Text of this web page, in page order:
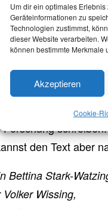
Um dir ein optimales
Geräteinformationen zu
Technologien zustimmst,
dieser Website verarbeiten.
können bestimmte Merkmale
Akzeptieren
Cookie-
nutze bitte diesen
der Button
Empfänger*innen und
du einevon uns
in
Forschung
den Text aber
Bettina Stark-
Wissing,